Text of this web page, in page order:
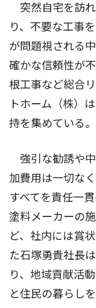
突然自宅を訪
り、不要な工事
が問題視される
確かな信頼性が
根工事など総合
トホーム（株）
持を集めている。
強引な勧誘や
加費用は一切な
すべてを責任一
塗料メーカーの
ど、社内には賞
た石塚勇貴社長
り、地域貢献活
と住民の暮らし